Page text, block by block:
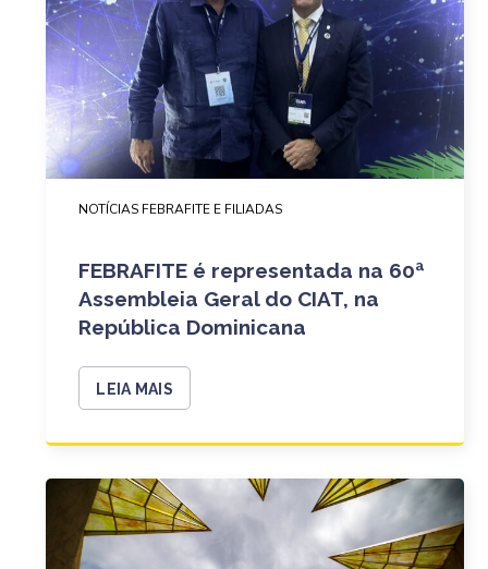
NOTÍCIAS FEBRAFITE E FILIADAS
FEBRAFITE é representada na 60ª
Assembleia Geral do CIAT, na
República Dominicana
LEIA MAIS